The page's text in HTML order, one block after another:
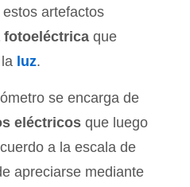
artefactos
fotoeléctrica que
luz.
se encarga de
eléctricos que luego
a la escala de
apreciarse mediante